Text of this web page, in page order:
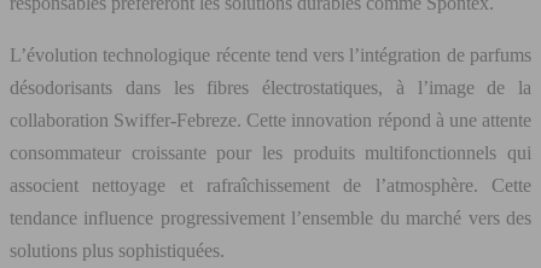
L’évolution technologique récente tend vers l’intégration de parfums
désodorisants dans les fibres électrostatiques, à l’image de la
collaboration Swiffer-Febreze. Cette innovation répond à une attente
consommateur croissante pour les produits multifonctionnels qui
associent nettoyage et rafraîchissement de l’atmosphère. Cette
tendance influence progressivement l’ensemble du marché vers des
solutions plus sophistiquées.